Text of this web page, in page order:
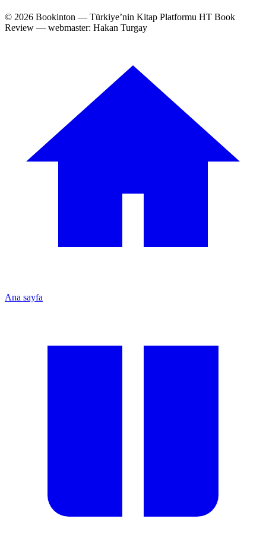
© 2026 Bookinton — Türkiye’nin Kitap Platformu HT Book
Review — webmaster: Hakan Turgay
Ana sayfa